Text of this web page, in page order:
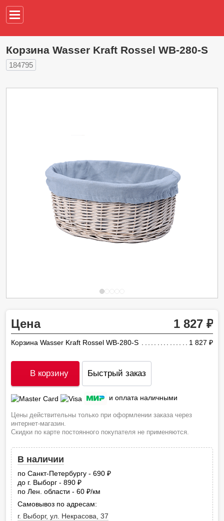
Корзина Wasser Kraft Rossel WB-280-S
184795
Цена 1 827
Корзина Wasser Kraft Rossel WB-280-S 1 827
В корзину Быстрый заказ
и оплата наличными
Цены действительны только при оформлении заказа через
интернет-магазин.
Скидки по карте постоянного покупателя не применяются.
В наличии
по Санкт-Петербургу - 690
до г. Выборг - 890
по Лен. области - 60
руб.
/км
Самовывоз по адресам:
г. Выборг, ул. Некрасова, 37